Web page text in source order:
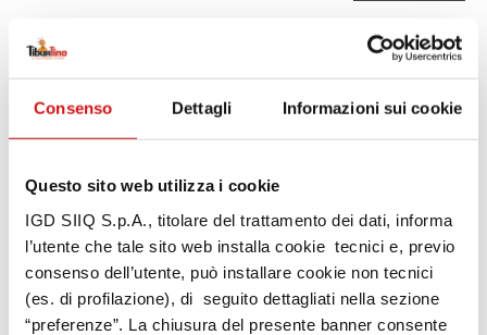
Consenso Dettagli Informazioni sui cookie
Questo sito web utilizza i cookie
IGD SIIQ S.p.A., titolare del trattamento dei dati, informa
l’utente che tale sito web installa cookie tecnici e, previo
consenso dell’utente, può installare cookie non tecnici
(es. di profilazione), di seguito dettagliati nella sezione
“preferenze”. La chiusura del presente banner consente